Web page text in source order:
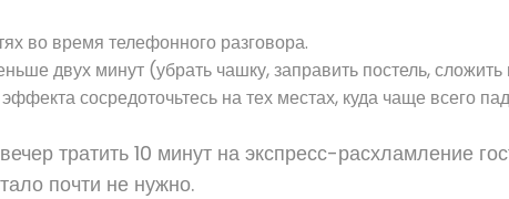
во время телефонного разговора.
двух минут (убрать чашку, заправить постель, сложить
сосредоточьтесь на тех местах, куда чаще всего
тратить 10 минут на экспресс-расхламление
почти не нужно.